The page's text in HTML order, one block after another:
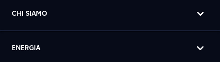
CHI SIAMO
ENERGIA